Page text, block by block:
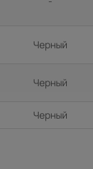
Черный
Черный
Черный